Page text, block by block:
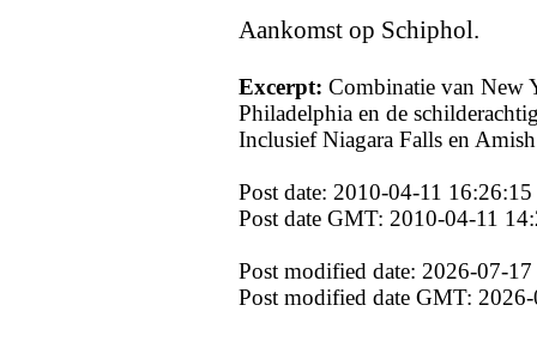
Aankomst op Schiphol.
Excerpt: Combinatie van New
Philadelphia en de
Inclusief Niagara Falls en
Post date: 2010-04-11 16:26:15
Post date GMT: 2010-04-11
Post modified date: 2026-07-
Post modified date GMT: